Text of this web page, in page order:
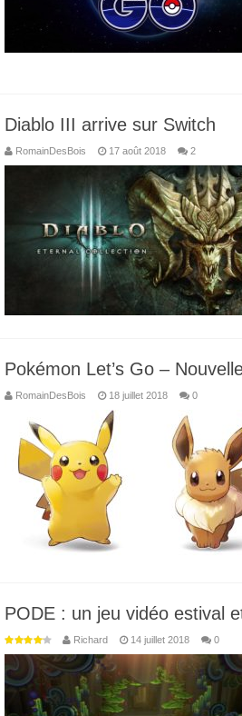
Diablo III arrive sur Switch
RomainDesBois 17 août 2018 2
Pokémon Let’s Go –
RomainDesBois 18 juillet 2018 0
PODE : un jeu vidéo estival
Richard 14 juillet 2018 0